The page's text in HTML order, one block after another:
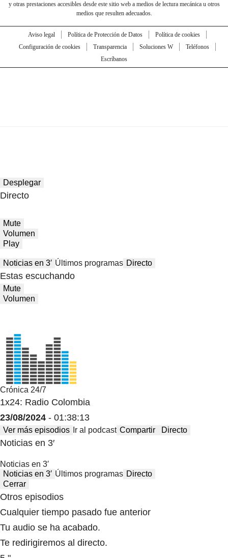
y otras prestaciones accesibles desde este sitio web a medios de lectura mecánica u otros
medios que resulten adecuados.
Aviso legal Política de Protección de Datos
Política de cookies
Configuración de cookies
Transparencia Soluciones W
Teléfonos
Escríbanos
Desplegar
Directo
Mute
Volumen
Play
Noticias en 3′ Últimos programas Directo
Estas escuchando
Mute
Volumen
Crónica 24/7
1x24: Radio Colombia
23/08/2024 - 01:38:13
Ver más episodios Ir al podcast Compartir Directo
Noticias en 3′
Noticias en 3′
Noticias en 3′ Últimos programas Directo
Cerrar
Otros episodios
Cualquier tiempo pasado fue anterior
Tu audio se ha acabado.
Te redirigiremos al directo.